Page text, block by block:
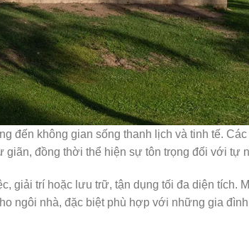
đến không gian sống thanh lịch và tinh tế.
đồng thời thể hiện sự tôn trọng đối với tự
giải trí hoặc lưu trữ, tận dụng tối đa diện tích.
ngôi nhà, đặc biệt phù hợp với những gia